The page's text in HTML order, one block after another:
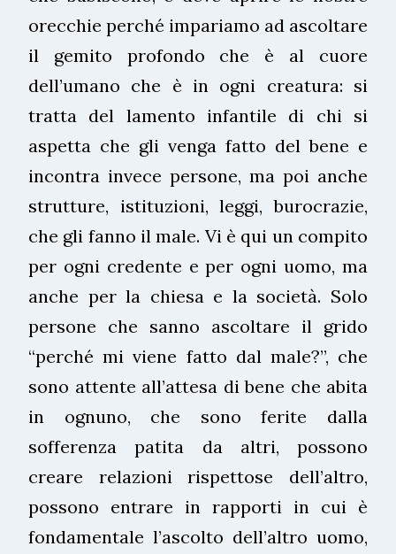
orecchie perché impariamo ad ascoltare
il gemito profondo che è al cuore
dell’umano che è in ogni creatura: si
tratta del lamento infantile di chi si
aspetta che gli venga fatto del bene e
incontra invece persone, ma poi anche
strutture, istituzioni, leggi, burocrazie,
che gli fanno il male. Vi è qui un compito
per ogni credente e per ogni uomo, ma
anche per la chiesa e la società. Solo
persone che sanno ascoltare il grido
“perché mi viene fatto dal male?”, che
sono attente all’attesa di bene che abita
in ognuno, che sono ferite dalla
sofferenza patita da altri, possono
creare relazioni rispettose dell’altro,
possono entrare in rapporti in cui è
fondamentale l’ascolto dell’altro uomo,